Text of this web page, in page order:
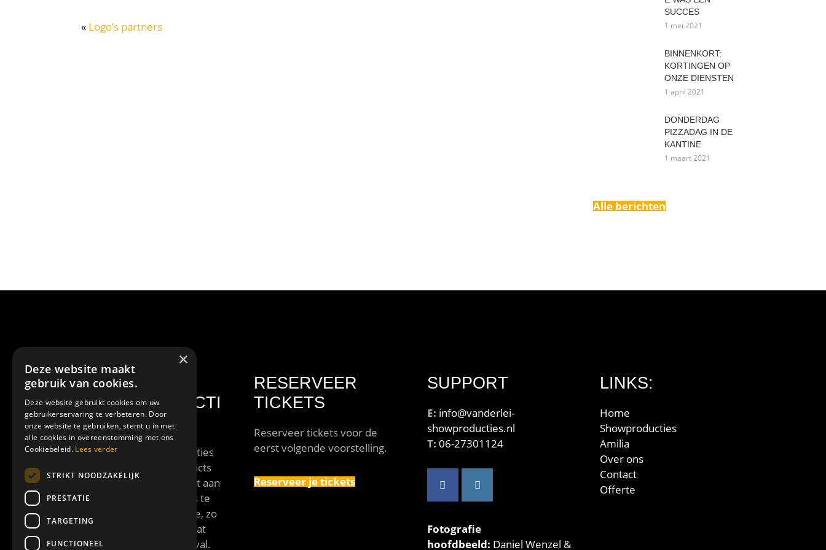
« Logo’s partners
SUCCES
1 mei 2021
BINNENKORT:
KORTINGEN OP
ONZE DIENSTEN
1 april 2021
DONDERDAG
PIZZADAG IN DE
KANTINE
1 maart 2021
Alle berichten
VAN DER LEI
SHOWPRODUCTI
ES
Van der Lei Showproducties
verzorgt professionele acts
met een grote diversiteit aan
disciplines. Elke act is los te
boeken of als combinatie, zo
is er altijd een act op maat
voor jouw event of festival.
RESERVEER
TICKETS
Reserveer tickets voor de
eerst volgende voorstelling.
Reserveer je tickets
SUPPORT
E: info@vanderlei-
showproducties.nl
T: 06-27301124
Fotografie
hoofdbeeld: Daniel Wenzel &
LINKS:
Home
Showproducties
Amilia
Over ons
Contact
Offerte
×
Deze website maakt
gebruik van cookies.
Deze website gebruikt cookies om uw
gebruikerservaring te verbeteren. Door
onze website te gebruiken, stemt u in met
alle cookies in overeenstemming met ons
Cookiebeleid. Lees verder
STRIKT NOODZAKELIJK
PRESTATIE
TARGETING
FUNCTIONEEL